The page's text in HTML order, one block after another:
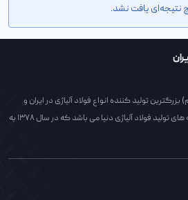
نتیجه‌ای یافت نشد.
تولید کننده انواع فولاد آلیاژی در ایران و
خاورمیانه و یکی از مدرنترین کارخانه های تولید فولاد آلیاژی دنیا می باشد که در سال 1378 به